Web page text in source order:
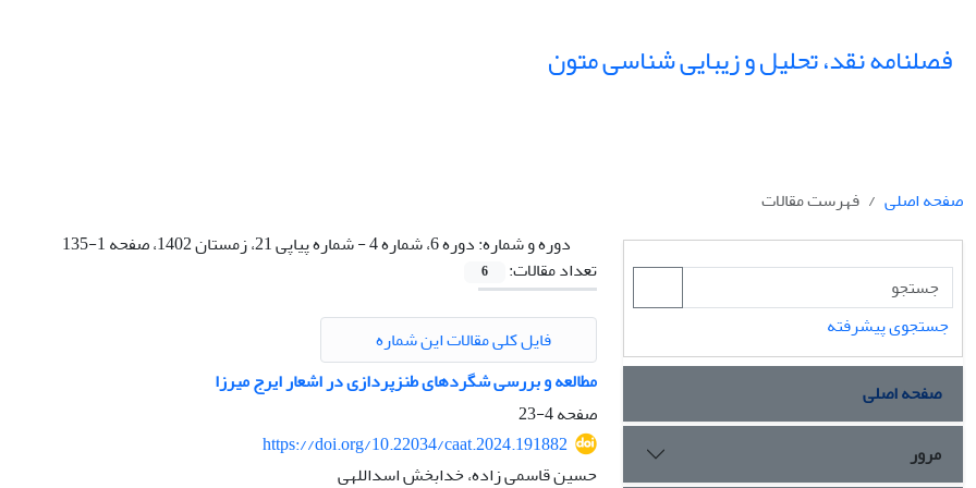
فصلنامه نقد، تحلیل و زیبایی شناسی متون
صفحه اصلی
فهرست مقالات
دوره و شماره:دوره 6، شماره 4 - شماره پیاپی 21، زمستان 1402، صفحه 1-135
تعداد مقالات:
6
فایل کلی مقالات این شماره
مطالعه و بررسی شگردهای طنزپردازی در اشعار ایرج میرزا
صفحه4-23
https://doi.org/10.22034/caat.2024.191882
حسین قاسمی زاده، خدابخش اسداللهی
جستجوی پیشرفته
صفحه اصلی
مرور